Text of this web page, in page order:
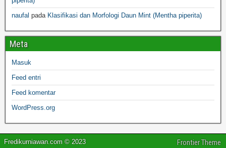
naufal pada Klasifikasi dan Morfologi Daun Mint (Mentha piperita)
Meta
Masuk
Feed entri
Feed komentar
WordPress.org
Fredikurniawan.com © 2023 Frontier Theme